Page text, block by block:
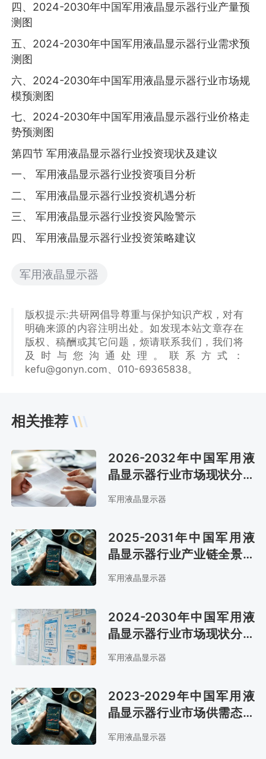
四、2024-2030年中国军用液晶显示器行业产量预
测图
五、2024-2030年中国军用液晶显示器行业需求预
测图
六、2024-2030年中国军用液晶显示器行业市场规
模预测图
七、2024-2030年中国军用液晶显示器行业价格走
势预测图
第四节 军用液晶显示器行业投资现状及建议
一、 军用液晶显示器行业投资项目分析
二、 军用液晶显示器行业投资机遇分析
三、 军用液晶显示器行业投资风险警示
四、 军用液晶显示器行业投资策略建议
军用液晶显示器
版权提示:共研网倡导尊重与保护知识产权，对有
明确来源的内容注明出处。如发现本站文章存在
版权、稿酬或其它问题，烦请联系我们，我们将
及时与您沟通处理。联系方式：
kefu@gonyn.com、010-69365838。
相关推荐
2026-2032年中国军用液
晶显示器行业市场现状分析
军用液晶显示器
2025-2031年中国军用液
晶显示器行业产业链全景研
究及市场前景评估报告
军用液晶显示器
2024-2030年中国军用液
晶显示器行业市场现状分析
及发展战略咨询报告
军用液晶显示器
2023-2029年中国军用液
晶显示器行业市场供需态势
及发展战略咨询报告
军用液晶显示器